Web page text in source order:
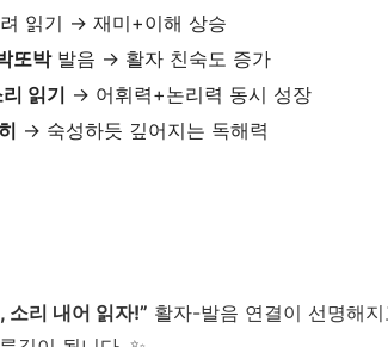
읽기 → 재미+이해 상승
또박발음 → 활자 친숙도 증가
읽기 → 어휘력+논리력 동시 성장
→ 숙성하듯 깊어지는 독해력
소리 내어 읽자!” 활자-발음 연결이 선명해